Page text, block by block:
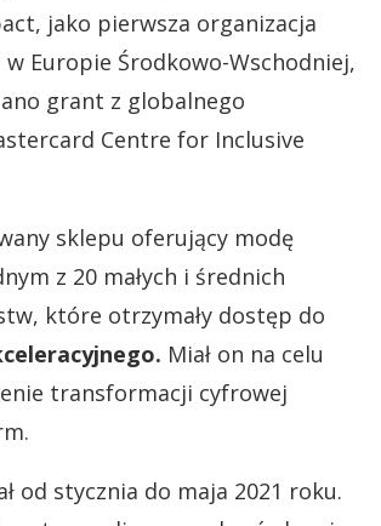
jako pierwsza organizacja
w Europie Środkowo-Wschodniej,
grant z globalnego
Centre for Inclusive
sklepu oferujący modę
z 20 małych i średnich
które otrzymały dostęp do
Miał on na celu
transformacji cyfrowej
od stycznia do maja 2021 roku.